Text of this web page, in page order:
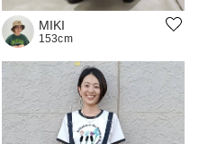
MIKI
153cm